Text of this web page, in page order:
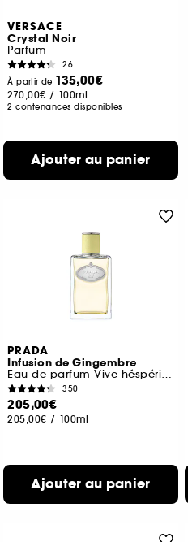
VERSACE
Crystal Noir
Parfum
26
À partir de 135,00€
270,00€ / 100ml
2 contenances disponibles
Ajouter au panier
PRADA
Infusion de Gingembre
Eau de parfum Vive héspéridée Boisée pour homme et femme
350
205,00€
205,00€ / 100ml
Ajouter au panier